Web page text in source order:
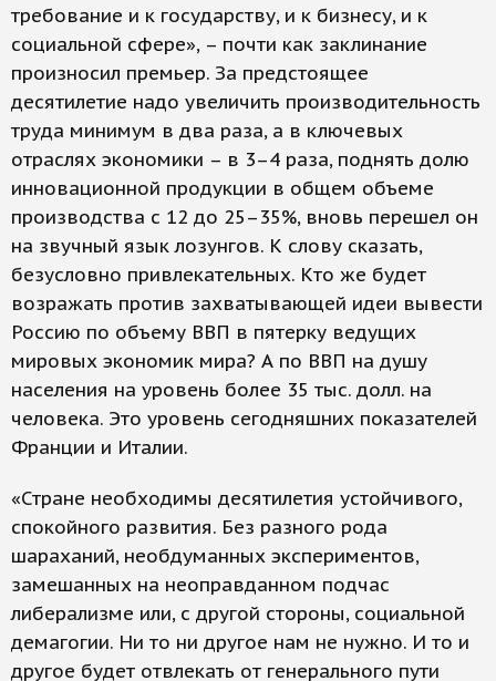
требование и к государству, и к бизнесу, и к
социальной сфере», – почти как заклинание
произносил премьер. За предстоящее
десятилетие надо увеличить производительность
труда минимум в два раза, а в ключевых
отраслях экономики – в 3–4 раза, поднять долю
инновационной продукции в общем объеме
производства с 12 до 25–35%, вновь перешел он
на звучный язык лозунгов. К слову сказать,
безусловно привлекательных. Кто же будет
возражать против захватывающей идеи вывести
Россию по объему ВВП в пятерку ведущих
мировых экономик мира? А по ВВП на душу
населения на уровень более 35 тыс. долл. на
человека. Это уровень сегодняшних показателей
Франции и Италии.
«Стране необходимы десятилетия устойчивого,
спокойного развития. Без разного рода
шараханий, необдуманных экспериментов,
замешанных на неоправданном подчас
либерализме или, с другой стороны, социальной
демагогии. Ни то ни другое нам не нужно. И то и
другое будет отвлекать от генерального пути